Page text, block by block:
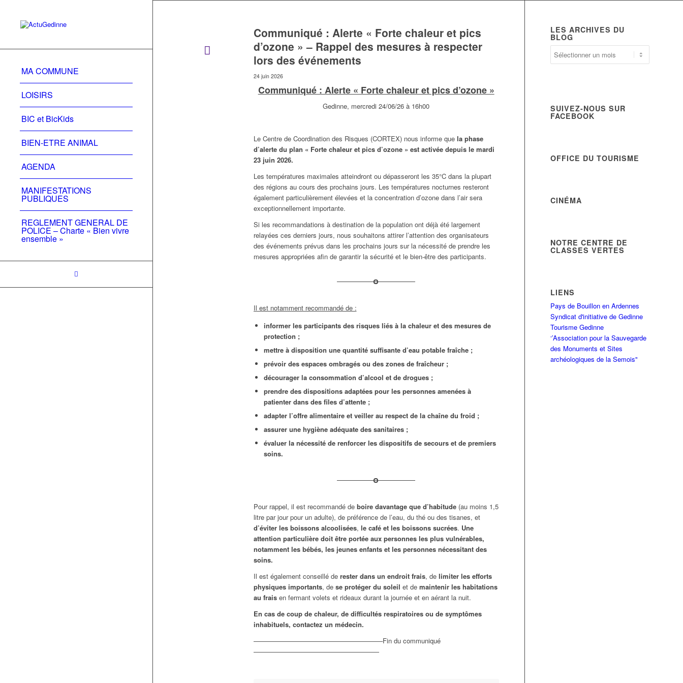
MA COMMUNE
LOISIRS
BIC et BicKids
BIEN-ETRE ANIMAL
AGENDA
MANIFESTATIONS
PUBLIQUES
REGLEMENT GENERAL DE
POLICE – Charte « Bien vivre
ensemble »
Communiqué : Alerte « Forte chaleur et pics
d’ozone » – Rappel des mesures à respecter
lors des événements
24 juin 2026
Communiqué : Alerte « Forte chaleur et pics d’ozone »
Gedinne, mercredi 24/06/26 à 16h00
Le Centre de Coordination des Risques (CORTEX) nous informe que la phase
d’alerte du plan « Forte chaleur et pics d’ozone » est activée depuis le mardi
23 juin 2026.
Les températures maximales atteindront ou dépasseront les 35°C dans la plupart
des régions au cours des prochains jours. Les températures nocturnes resteront
également particulièrement élevées et la concentration d’ozone dans l’air sera
exceptionnellement importante.
Si les recommandations à destination de la population ont déjà été largement
relayées ces derniers jours, nous souhaitons attirer l’attention des organisateurs
des événements prévus dans les prochains jours sur la nécessité de prendre les
mesures appropriées afin de garantir la sécurité et le bien-être des participants.
Il est notamment recommandé de :
informer les participants des risques liés à la chaleur et des mesures de
protection ;
mettre à disposition une quantité suffisante d’eau potable fraîche ;
prévoir des espaces ombragés ou des zones de fraîcheur ;
décourager la consommation d’alcool et de drogues ;
prendre des dispositions adaptées pour les personnes amenées à
patienter dans des files d’attente ;
adapter l’offre alimentaire et veiller au respect de la chaîne du froid ;
assurer une hygiène adéquate des sanitaires ;
évaluer la nécessité de renforcer les dispositifs de secours et de premiers
soins.
Pour rappel, il est recommandé de boire davantage que d’habitude(au moins 1,5
litre par jour pour un adulte), de préférence de l’eau, du thé ou des tisanes, et
d’éviter les boissons alcoolisées, le café et les boissons sucrées. Une
attention particulière doit être portée aux personnes les plus vulnérables,
notamment les bébés, les jeunes enfants et les personnes nécessitant des
soins.
Il est également conseillé de rester dans un endroit frais, de limiter les efforts
physiques importants, de se protéger du soleil et de maintenir les habitations
au fraisen fermant volets et rideaux durant la journée et en aérant la nuit.
En cas de coup de chaleur, de difficultés respiratoires ou de symptômes
inhabituels, contactez un médecin.
———————————————————–Fin du communiqué
———————————————————
LES ARCHIVES DU
BLOG
SUIVEZ-NOUS SUR
FACEBOOK
OFFICE DU TOURISME
CINÉMA
NOTRE CENTRE DE
CLASSES VERTES
LIENS
Pays de Bouillon en Ardennes
Syndicat d'initiative de Gedinne
Tourisme Gedinne
‘’Association pour la Sauvegarde
des Monuments et Sites
archéologiques de la Semois"